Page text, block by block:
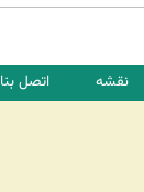
نقشه اتصل بنا